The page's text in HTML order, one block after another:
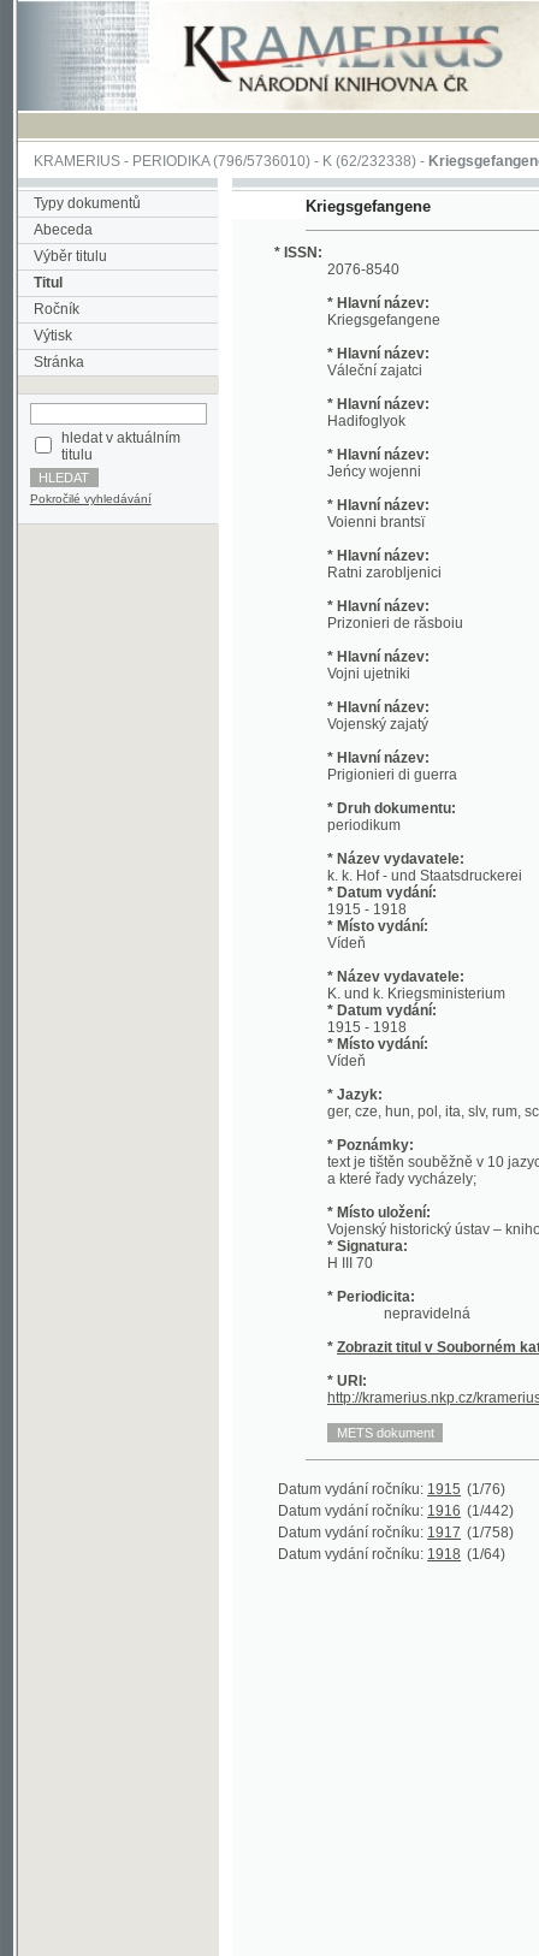
KRAMERIUS-PERIODIKA(796/5736010) -K(62/232338) -Kriegsgefangene(1/
Typy dokumentů
Abeceda
Výběr titulu
Titul
Ročník
Výtisk
Stránka
hledat v aktuálním
Pokročilé vyhledávání
Kriegsgefangene
2076-8540
* Hlavní název:
* Hlavní název:
* Hlavní název:
* Hlavní název:
Jeńcy wojenni
* Hlavní název:
Voienni brantsї
* Hlavní název:
Ratni zarobljenici
* Hlavní název:
Prizonieri de răsboiu
* Hlavní název:
Vojni ujetniki
Vojenský zajatý
Prigionieri di guerra
* Druh dokumentu:
periodikum
* Název vydavatele:
* Datum vydání:
1915 - 1918
Vídeň
* Název vydavatele:
K. und k. Kriegsministerium
* Datum vydání:
1915 - 1918
* Místo vydání:
* Jazyk:
ger, cze, hun, pol, ita, slv, rum, scr, slo,
* Poznámky:
text je tištěn souběžně v 10 jazycích
* Místo uložení:
Vojenský historický ústav – knihovna
H III 70
* Periodicita:
Zobrazit titul v Souborném katalogu
* URI:
http://kramerius.nkp.cz/kramerius/
Datum vydání ročníku:1915 (1/76)
Datum vydání ročníku:
Datum vydání ročníku:1917 (1/758)